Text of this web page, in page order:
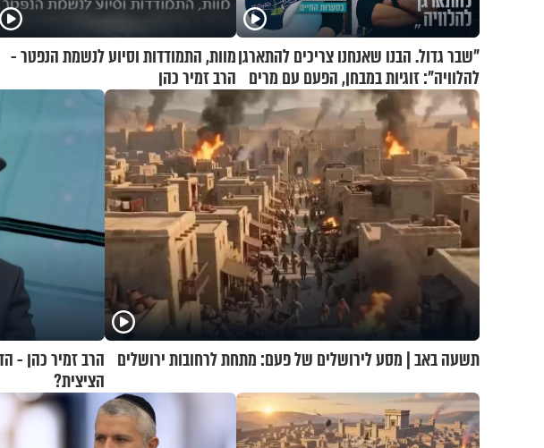
"שבר גדול. הבנו שאנחנו צריכים להתארגן
להלוויה": זוגיות במבחן, הפעם עם מרים
וגד דנינו
מוות, התמודדות וסיוע לנשמת הנפטר -
הרב זמיר כהן
תשעה באב | מסע לירושלים של פעם: מתחת לרחובות ירושלים הרב זמיר כהן -
הציצית?